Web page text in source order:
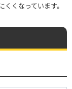
くなっています。